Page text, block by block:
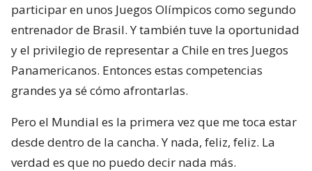
participar en unos Juegos Olímpicos como segundo
entrenador de Brasil. Y también tuve la oportunidad
y el privilegio de representar a Chile en tres Juegos
Panamericanos. Entonces estas competencias
grandes ya sé cómo afrontarlas.
Pero el Mundial es la primera vez que me toca estar
desde dentro de la cancha. Y nada, feliz, feliz. La
verdad es que no puedo decir nada más.